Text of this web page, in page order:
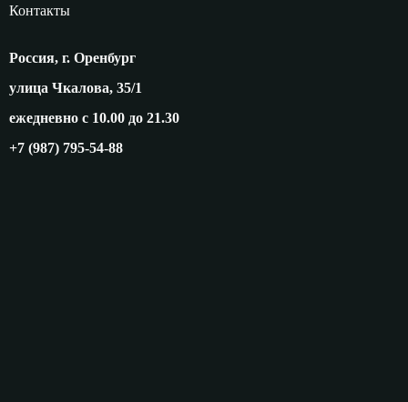
Контакты
Россия, г. Оренбург
улица Чкалова, 35/1
ежедневно с 10.00 до 21.30
+7 (987) 795-54-88